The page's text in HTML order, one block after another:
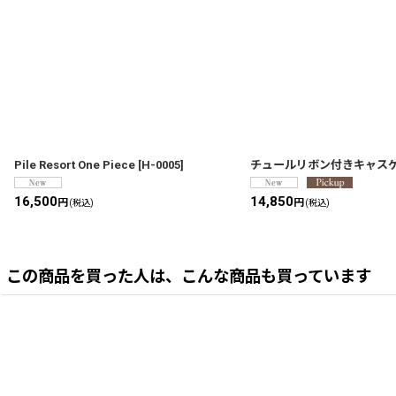
Pile Resort One Piece [H-0005]
16,500円(税込)
チュールリボン付きキャス
14,850円 (税込)
この商品を買った人は、こんな商品も買っています